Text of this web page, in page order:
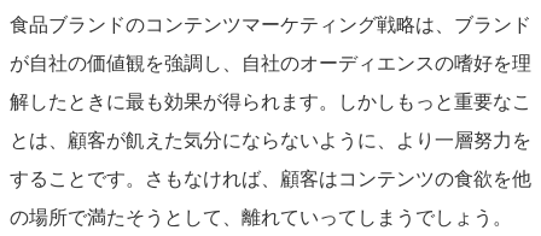
食品ブランドのコンテンツマーケティング戦略は、ブランド
が自社の価値観を強調し、自社のオーディエンスの嗜好を理
解したときに最も効果が得られます。しかしもっと重要なこ
とは、顧客が飢えた気分にならないように、より一層努力を
することです。さもなければ、顧客はコンテンツの食欲を他
の場所で満たそうとして、離れていってしまうでしょう。